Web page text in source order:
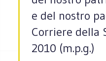
e del nostro
Corriere della
2010 (m.p.g.)